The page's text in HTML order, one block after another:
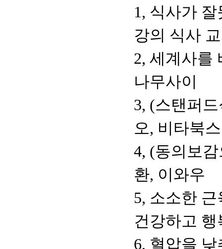
1, 식사가
강의 식사
2, 세계사를
나무사이
3, (스탠퍼
오, 비타북스
4, (동의보
환, 이와우
5, 소소한
건강하고
6, 혈압을